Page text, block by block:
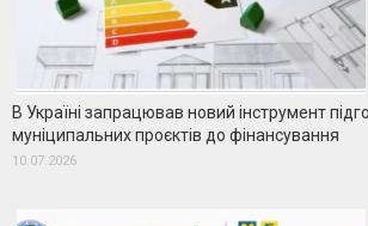
В Україні запрацював новий інструмент
муніципальних проєктів до фінансування
10.07.2026